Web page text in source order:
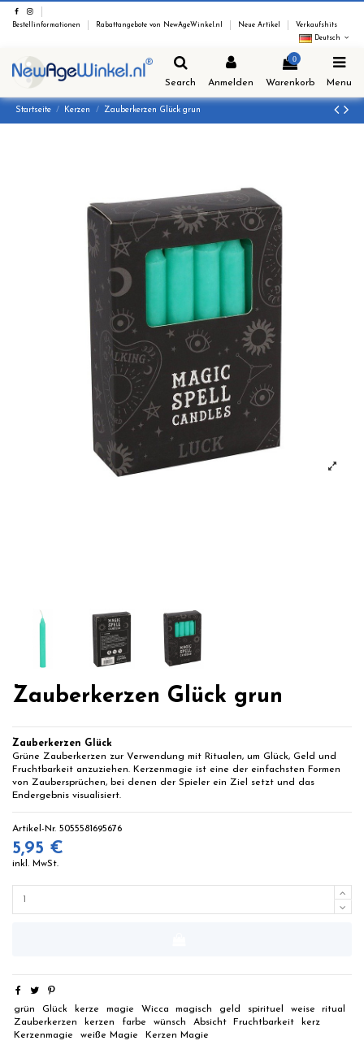
Bestellinformationen Rabattangebote von NewAgeWinkel.nl Neue Artikel
Verkaufshits
Deutsch
Search Anmelden
0
Warenkorb Menu
Startseite Kerzen Zauberkerzen Glück grun
Zauberkerzen Glück grun
Zauberkerzen Glück
Grüne Zauberkerzen zur Verwendung mit Ritualen, um Glück, Geld und
Fruchtbarkeit anzuziehen. Kerzenmagie ist eine der einfachsten Formen
von Zaubersprüchen, bei denen der Spieler ein Ziel setzt und das
Endergebnis visualisiert.
Artikel-Nr. 5055581695676
5,95 €
inkl. MwSt.
grün Glück kerze magie Wicca magisch geld spirituel weise
ritual
Zauberkerzen
kerzen farbe wünsch Absicht Fruchtbarkeit
kerz
Kerzenmagie
weiße Magie Kerzen Magie